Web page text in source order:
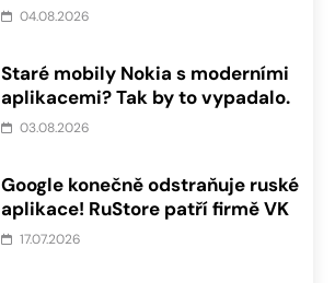
04.08.2026
Staré mobily Nokia s moderními
aplikacemi? Tak by to vypadalo.
03.08.2026
Google konečně odstraňuje ruské
aplikace! RuStore patří firmě VK
17.07.2026